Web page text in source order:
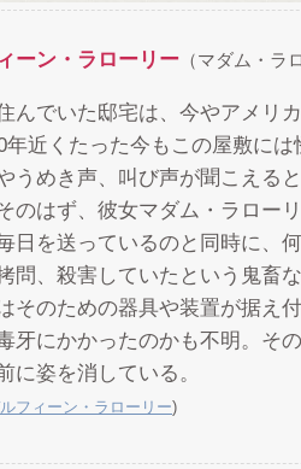
ーン・ラローリー （マダム・ラ
んでいた邸宅は、今やアメリ
年近くたった今もこの屋敷に
うめき声、叫び声が聞こえると
のはず、彼女マダム・ラロー
日を送っているのと同時に、
問、殺害していたという鬼畜
そのための器具や装置が据え
牙にかかったのかも不明。そ
に姿を消している。
フィーン・ラローリー)